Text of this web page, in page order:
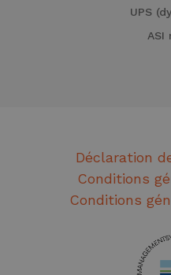
UPS
ASI
Déclaration
Conditions
Conditions